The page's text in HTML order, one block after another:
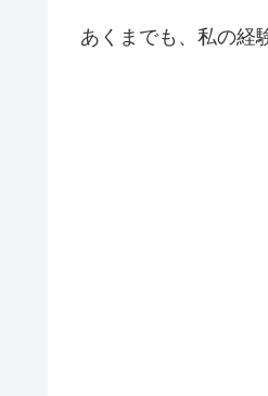
あくまでも、私の経